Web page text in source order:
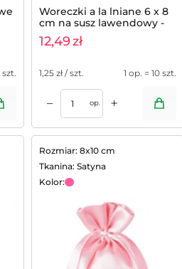
szt.
Woreczki a la lniane 6 x 8
cm na susz lawendowy -
10 szt.
12,49zł
1,25 zł / szt. 1 op. = 10 szt.
– op. +
Dodaj do koszyka
Rozmiar: 8x10 cm
Tkanina: Satyna
Kolor: